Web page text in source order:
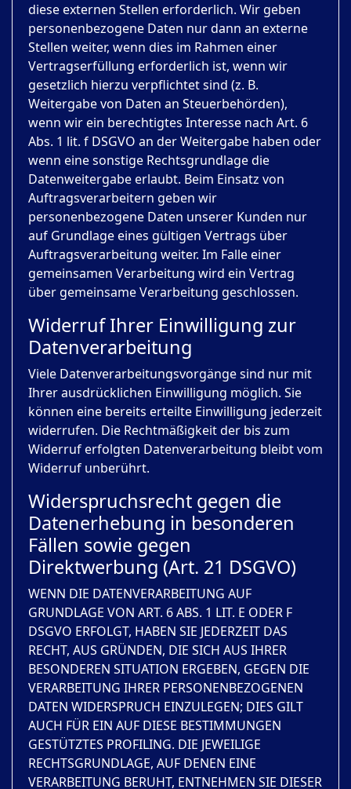
diese externen Stellen erforderlich. Wir geben
personenbezogene Daten nur dann an externe
Stellen weiter, wenn dies im Rahmen einer
Vertragserfüllung erforderlich ist, wenn wir
gesetzlich hierzu verpflichtet sind (z. B.
Weitergabe von Daten an Steuerbehörden),
wenn wir ein berechtigtes Interesse nach Art. 6
Abs. 1 lit. f DSGVO an der Weitergabe haben oder
wenn eine sonstige Rechtsgrundlage die
Datenweitergabe erlaubt. Beim Einsatz von
Auftragsverarbeitern geben wir
personenbezogene Daten unserer Kunden nur
auf Grundlage eines gültigen Vertrags über
Auftragsverarbeitung weiter. Im Falle einer
gemeinsamen Verarbeitung wird ein Vertrag
über gemeinsame Verarbeitung geschlossen.
Widerruf Ihrer Einwilligung zur
Datenverarbeitung
Viele Datenverarbeitungsvorgänge sind nur mit
Ihrer ausdrücklichen Einwilligung möglich. Sie
können eine bereits erteilte Einwilligung jederzeit
widerrufen. Die Rechtmäßigkeit der bis zum
Widerruf erfolgten Datenverarbeitung bleibt vom
Widerruf unberührt.
Widerspruchsrecht gegen die
Datenerhebung in besonderen
Fällen sowie gegen
Direktwerbung (Art. 21 DSGVO)
WENN DIE DATENVERARBEITUNG AUF
GRUNDLAGE VON ART. 6 ABS. 1 LIT. E ODER F
DSGVO ERFOLGT, HABEN SIE JEDERZEIT DAS
RECHT, AUS GRÜNDEN, DIE SICH AUS IHRER
BESONDEREN SITUATION ERGEBEN, GEGEN DIE
VERARBEITUNG IHRER PERSONENBEZOGENEN
DATEN WIDERSPRUCH EINZULEGEN; DIES GILT
AUCH FÜR EIN AUF DIESE BESTIMMUNGEN
GESTÜTZTES PROFILING. DIE JEWEILIGE
RECHTSGRUNDLAGE, AUF DENEN EINE
VERARBEITUNG BERUHT, ENTNEHMEN SIE DIESER